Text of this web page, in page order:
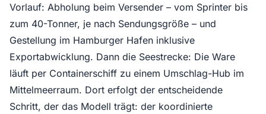
Vorlauf: Abholung beim Versender – vom Sprinter bis
zum 40-Tonner, je nach Sendungsgröße – und
Gestellung im Hamburger Hafen inklusive
Exportabwicklung. Dann die Seestrecke: Die Ware
läuft per Containerschiff zu einem Umschlag-Hub im
Mittelmeerraum. Dort erfolgt der entscheidende
Schritt, der das Modell trägt: der koordinierte